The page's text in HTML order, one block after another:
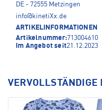
DE - 72555 Metzingen
info@kinetiXx.de
ARTIKELINFORMATIONEN
Artikelnummer:713004610
Im Angebot seit21.12.2023